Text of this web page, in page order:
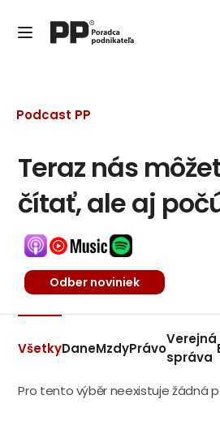
Podcast PP
Teraz nás
čítať, ale aj
Odber noviniek
VšetkyDaneMzdyPrávo
Verejná
správa
Pro tento výběr neexistuje žádná